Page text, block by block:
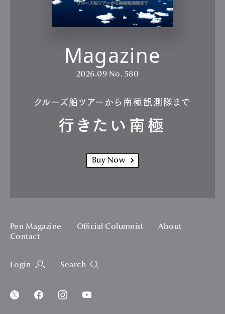
Magazine
2026.09 No. 580
クルーズ船ツアーから南極観測隊まで
行きたい南極
Buy Now
Pen Magazine Official Columnist
About
Contact
Login Search